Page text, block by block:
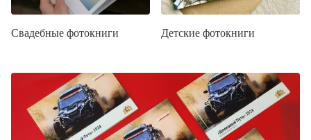
Свадебные фотокниги Детские фотокниги